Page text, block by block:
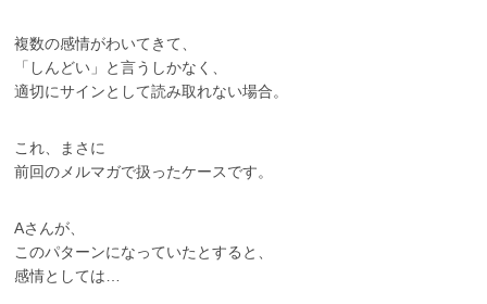
複数の感情がわいてきて、
「しんどい」と言うしかなく、
適切にサインとして読み取れない場合。
これ、まさに
前回のメルマガで扱ったケースです。
Aさんが、
このパターンになっていたとすると、
感情としては…